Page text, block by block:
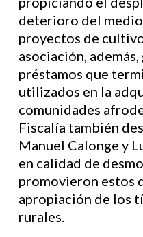
deterioro del
proyectos de
asociación,
préstamos que
utilizados en la
comunidades
Fiscalía también
Manuel Calonge y
en calidad de
promovieron estos
apropiación de los
rurales.